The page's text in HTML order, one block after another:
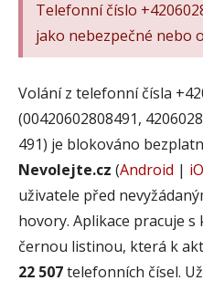
Telefonní číslo
jako nebezpečné nebo
Volání z telefonní čísla
(00420602808491,
491) je blokováno
Nevolejte.cz (Android |
uživatele před
hovory. Aplikace pracuje
černou listinou, která k
22 507telefonních čísel.